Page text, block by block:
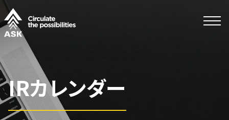
IRカレンダー